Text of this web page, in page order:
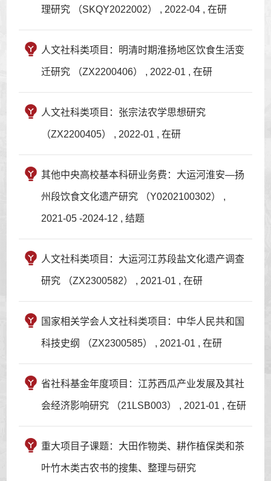
理研究 （SKQY2022002） , 2022-04 , 在研
人文社科类项目：明清时期淮扬地区饮食生活变
迁研究 （ZX2200406） , 2022-01 , 在研
人文社科类项目：张宗法农学思想研究
（ZX2200405） , 2022-01 , 在研
其他中央高校基本科研业务费：大运河淮安—扬
州段饮食文化遗产研究 （Y0202100302） ,
2021-05 -2024-12 , 结题
人文社科类项目：大运河江苏段盐文化遗产调查
研究 （ZX2300582） , 2021-01 , 在研
国家相关学会人文社科类项目：中华人民共和国
科技史纲 （ZX2300585） , 2021-01 , 在研
省社科基金年度项目：江苏西瓜产业发展及其社
会经济影响研究 （21LSB003） , 2021-01 , 在研
重大项目子课题：大田作物类、耕作植保类和茶
叶竹木类古农书的搜集、整理与研究